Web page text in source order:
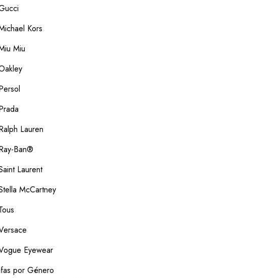
Kors
Miu
Lauren
Ban®
Laurent
McCartney
Eyewear
por Género